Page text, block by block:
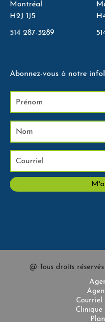
Montréal
H2J 1J5
514 287-3289
Abonnez-vous à notre
@ Tous droits
Courriel